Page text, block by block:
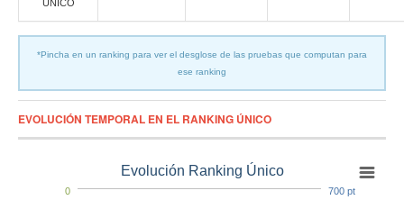
ÚNICO
*Pincha en un ranking para ver el desglose de las pruebas que computan para
ese ranking
EVOLUCIÓN TEMPORAL EN EL RANKING ÚNICO
Evolución Ranking Único
0 700 pt